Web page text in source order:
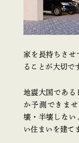
家を長持ちさせ
ることが大切で
地震大国である
か予測できま
壊・半壊しない
い住まいを建て